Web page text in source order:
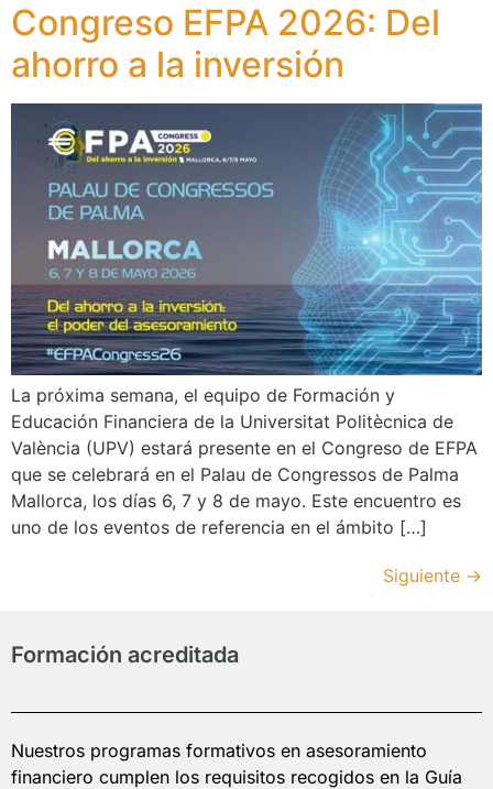
Congreso EFPA 2026: Del
ahorro a la inversión
La próxima semana, el equipo de Formación y
Educación Financiera de la Universitat Politècnica de
València (UPV) estará presente en el Congreso de EFPA
que se celebrará en el Palau de Congressos de Palma
Mallorca, los días 6, 7 y 8 de mayo. Este encuentro es
uno de los eventos de referencia en el ámbito […]
Siguiente →
Formación acreditada
Nuestros programas formativos en asesoramiento
financiero cumplen los requisitos recogidos en la Guía